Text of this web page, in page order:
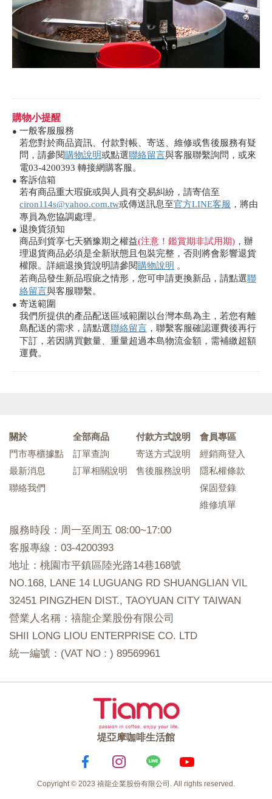
購物小提醒
● 一般客服服務
若您對於商品資訊、付款對帳、寄送、維修或售後服務有疑
問，請參閱購物說明或點選聯絡留言與客服聯繫詢問，或來
電03-4200393 轉接網購客服。
● 客訴信箱
若有商品重大瑕疵或與人員有交易糾紛，請寄信至
ciron114s@yahoo.com.tw或傳送訊息至官方LINE客服 ，將由
專員為您協調處理。
● 退換貨須知
商品到貨享七天猶豫期之權益(注意！鑑賞期非試用期) ，辦
理退貨商品必須是全新狀態且包裝完整，否則將會影響退貨
權限。詳細退換貨說明請參閱購物說明 。
若商品發生新品瑕疵之情形，您可申請更換新品，請點選聯
絡留言與客服聯繫。
● 寄送範圍
我們所提供的產品配送區域範圍以台灣本島為主，若您有離
島配送的需求，請點選聯絡留言 ，聯繫客服確認運費後再行
下訂，若因購買數量、重量超過本島物流金額，需補繳超額
運費。
關於
門市專櫃據點
最新消息
聯絡我們
全部商品
訂單查詢
訂單相關說明
付款方式說明
寄送方式說明
售後服務說明
會員專區
經銷商登入
隱私權條款
保固登錄
維修填單
服務時段：周一至周五 08:00~17:00
客服專線：03-4200393
地址：桃園市平鎮區陸光路14巷168號
NO.168, LANE 14 LUGUANG RD SHUANGLIAN VIL
32451 PINGZHEN DIST., TAOYUAN CITY TAIWAN
營業人名稱：禧龍企業股份有限公司
SHII LONG LIOU ENTERPRISE CO. LTD
統一編號：(VAT NO : ) 89569961
堤亞摩咖啡生活館
Copyright © 2023 禧龍企業股份有限公司. All rights reserved.